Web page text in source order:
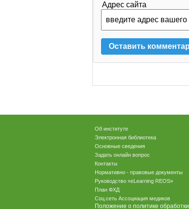
Адрес сайта
Об институте
Электронная библиотека
Основные сведения
Задать онлайн вопрос
Контакты
Нормативно - правовые документы
Руководство «eLearning REOS»
План ФХД
Соц.сеть Ассоциация медиков
Положение о политике обработки